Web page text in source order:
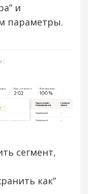
и
параметры.
сегмент,
как”